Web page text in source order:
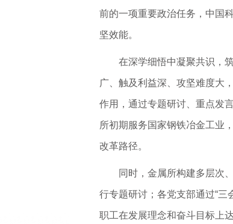
前的一项重要政治任务，中国
坚效能。
在深学细悟中凝聚共识，
广、触及利益深、攻坚难度大
作用，通过专题研讨、重点发
所初期服务国家钢铁冶金工业
改革路径。
同时，金属所构建多层次
行专题研讨；各党支部通过“
职工在发展理念和奋斗目标上